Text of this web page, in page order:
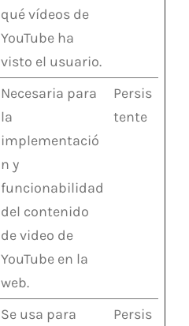
qué vídeos de
YouTube ha
visto el usuario.
Necesaria para
la
implementació
n y
funcionabilidad
del contenido
de video de
YouTube en la
web.
Persis
tente
Se usa para
Persis